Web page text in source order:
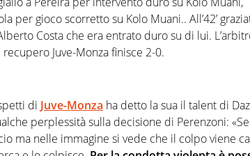
per gioco scorretto su Kolo Muani.. All’42’
Costa che era entrato duro su di lui.
Juve-Monza finisce 2-0.
di Juve-Monza ha detto la sua il talent di
perplessità sulla decisione di Perenzoni:
ma nelle immagine si vede che il colpo viene